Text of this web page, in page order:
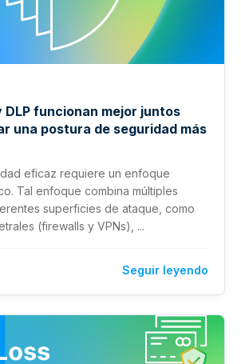
DLP funcionan mejor juntos
una postura de seguridad más
eficaz requiere un enfoque
Tal enfoque combina múltiples
superficies de ataque, como
(firewalls y VPNs), ...
Seguir leyendo